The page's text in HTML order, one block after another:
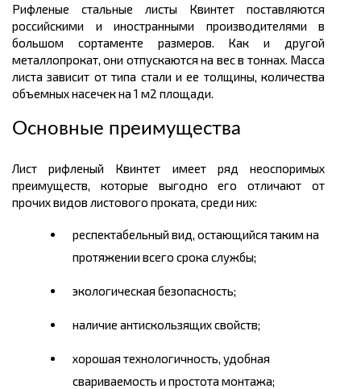
Рифленые стальные листы Квинтет поставляются
российскими и иностранными производителями в
большом сортаменте размеров. Как и другой
металлопрокат, они отпускаются на вес в тоннах. Масса
листа зависит от типа стали и ее толщины, количества
объемных насечек на 1 м2 площади.
Основные преимущества
Лист рифленый Квинтет имеет ряд неоспоримых
преимуществ, которые выгодно его отличают от
прочих видов листового проката, среди них:
респектабельный вид, остающийся таким на
протяжении всего срока службы;
экологическая безопасность;
наличие антискользящихсвойств;
хорошая технологичность, удобная
свариваемость и простота монтажа;